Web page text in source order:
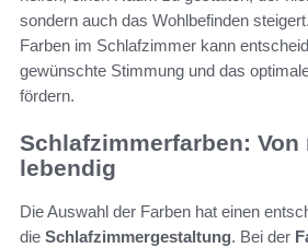
sondern auch das Wohlbefinden
Farben im Schlafzimmer kann
gewünschte Stimmung und das
fördern.
Schlafzimmerfarben: Von
lebendig
Die Auswahl der Farben hat einen
die Schlafzimmergestaltung. Bei der